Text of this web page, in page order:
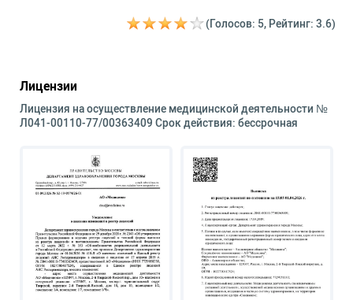
(Голосов: 5, Рейтинг: 3.6)
Лицензии
Лицензия на осуществление медицинской деятельности №
Л041-00110-77/00363409 Срок действия: бессрочная